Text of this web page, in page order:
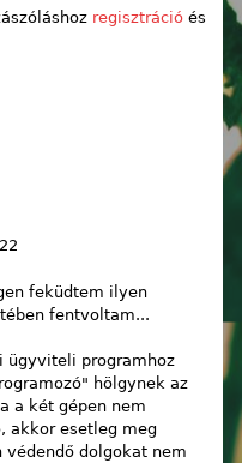
Istentisztelet (Jn 11,1-5)
regisztrációés
feküdtem ilyen
fentvoltam...
ügyviteli programhoz
hölgynek az
a két gépen nem
akkor esetleg meg
védendő dolgokat nem